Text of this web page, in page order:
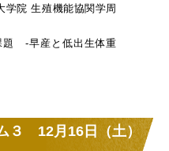
学院 生殖機能協関学周
題 ‐早産と低出生体重
３ 12月16日（土）